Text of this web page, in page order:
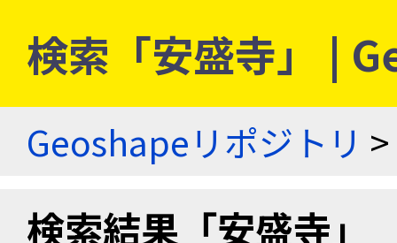
検索「安盛寺」 |
Geoshapeリポジトリ >
検索結果「安盛寺」